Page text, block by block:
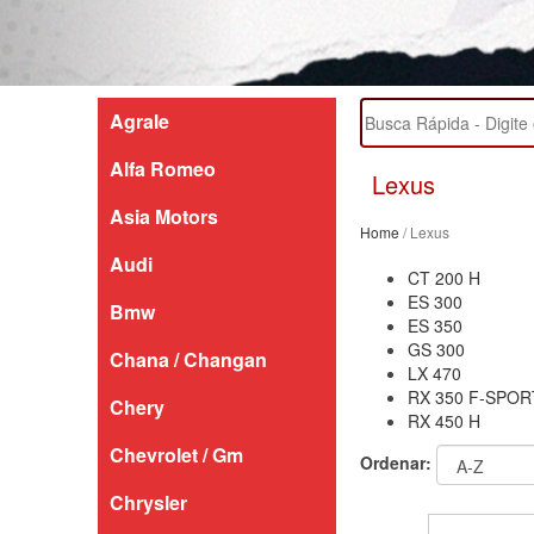
Agrale
Alfa Romeo
Asia Motors
Audi
Bmw
Chana / Changan
Chery
Chevrolet / Gm
Chrysler
Lexus
Home / Lexus
CT 200 H
ES 300
ES 350
GS 300
LX 470
RX 350 F-
RX 450 H
Ordenar: